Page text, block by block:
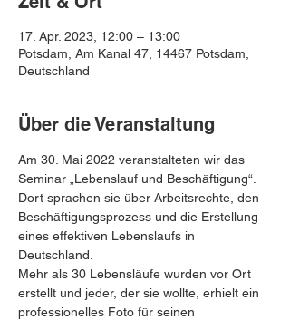
17. Apr. 2023, 12:00 – 13:00
Potsdam, Am Kanal 47, 14467 Potsdam,
Deutschland
Über die Veranstaltung
Am 30. Mai 2022 veranstalteten wir das
Seminar „Lebenslauf und Beschäftigung“.
Dort sprachen sie über Arbeitsrechte, den
Beschäftigungsprozess und die Erstellung
eines effektiven Lebenslaufs in
Deutschland.
Mehr als 30 Lebensläufe wurden vor Ort
erstellt und jeder, der sie wollte, erhielt ein
professionelles Foto für seinen